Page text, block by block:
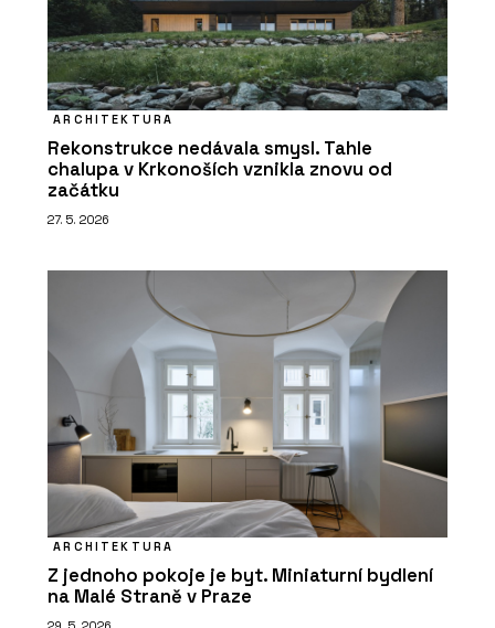
ARCHITEKTURA
Rekonstrukce nedávala smysl. Tahle
chalupa v Krkonoších vznikla znovu od
začátku
27. 5. 2026
ARCHITEKTURA
Z jednoho pokoje je byt. Miniaturní bydlení
na Malé Straně v Praze